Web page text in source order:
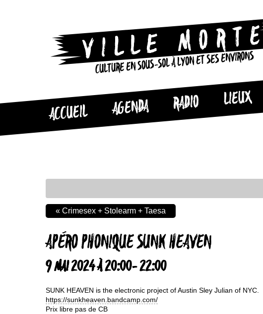
CULTURE EN SOUS-SOL À LYON ET SES ENVIRONS
ACCUEIL AGENDA RADIO LIEUX
APÉRO PHONIQUE SUNK HEAVEN
9 MAI 2024 À 20:00-22:00
« Crimesex + Stolearm + Taesa
SUNK HEAVEN is the electronic project of Austin Sley Julian of NYC.
https://sunkheaven.bandcamp.com/
Prix libre pas de CB